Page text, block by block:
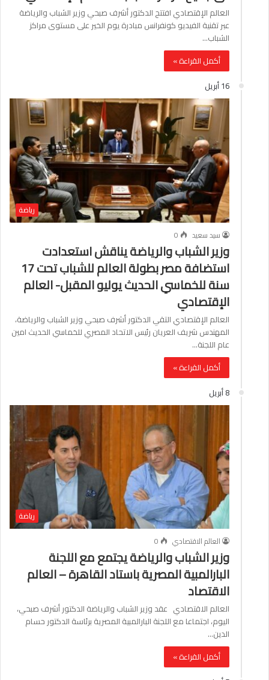
العالم الإقتصادي افتتح الدكتور أشرف صبحي وزير الشباب والرياضة
عبر تقنية الفيديو كونفرانس مبادرة يوم الخير على مستوى مراكز
الشباب…
أكمل القراءة »
16 أبريل
رياضة
سيد سعيد
0
وزير الشباب والرياضة يناقش استعدادت
استضافة مصر بطولة العالم للشباب تحت 17
سنة للخماسي الحديث يوليو المقبل- العالم
الإقتصادي
العالم الإقتصادي التقي الدكتور‎ ‎أشرف صبحي‎ ‎وزير الشباب والرياضة،
المهندس شريف العريان رئيس ‏الاتحاد المصري للخماسي الحديث امين
عام اللجنة…
أكمل القراءة »
8 أبريل
رياضة
العالم الاقتصادي
0
وزير الشباب والرياضة يجتمع مع اللجنة
البارالمبية المصرية باستاد القاهرة – العالم
الاقتصاد
العالم الاقتصادي عقد وزير الشباب والرياضة الدكتور أشرف صبحي،
اليوم، اجتماعا مع اللجنة البارالمبية المصرية برئاسة الدكتور حسام
الدين…
أكمل القراءة »